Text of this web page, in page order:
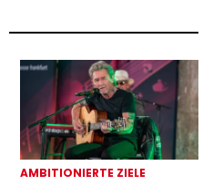
AMBITIONIERTE ZIELE